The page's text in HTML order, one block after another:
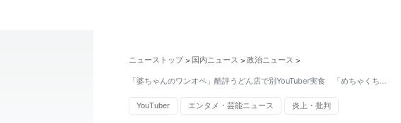
ニューストップ > 国内ニュース > 政治ニュース >
「婆ちゃんのワンオペ」酷評うどん店で別YouTuber実食 「めちゃくち…
YouTuber エンタメ・芸能ニュース 炎上・批判